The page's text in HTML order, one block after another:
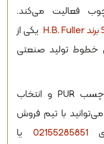
فعالیت می‌کند.
یکی از
تولید صنعتی
برای دریافت مشاوره تخصصی خرید چسب PUR و انتخاب
با تیم فروش
02155285851
یا